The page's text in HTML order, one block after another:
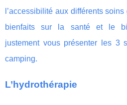
l’accessibilité aux différents
bienfaits sur la santé et le
justement vous présenter les 3
camping.
L’hydrothérapie